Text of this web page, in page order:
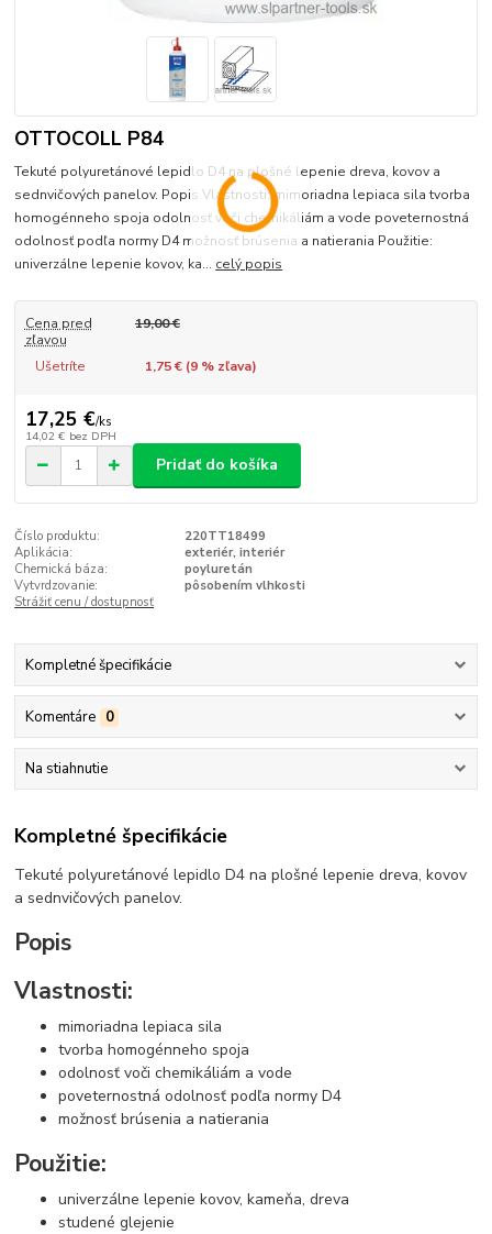
OTTOCOLL P84
Tekuté polyuretánové lepidlo D4 na plošné lepenie dreva, kovov a
sednvičových panelov. Popis Vlastnosti: mimoriadna lepiaca sila tvorba
homogénneho spoja odolnosť voči chemikáliám a vode poveternostná
odolnosť podľa normy D4 možnosť brúsenia a natierania Použitie:
univerzálne lepenie kovov, ka... celý popis
Cena pred
zľavou
19,00 €
Ušetríte 1,75 € (9% zľava)
17,25 €/ks
14,02 € bez DPH
Pridať do košíka
Číslo produktu:
220TT18499
Aplikácia:
exteriér, interiér
Chemická báza:
poyluretán
Vytvrdzovanie:
pôsobením vlhkosti
Strážiť cenu / dostupnosť
Kompletné špecifikácie
Komentáre 0
Na stiahnutie
Kompletné špecifikácie
Tekuté polyuretánové lepidlo D4 na plošné lepenie dreva, kovov
a sednvičových panelov.
Popis
Vlastnosti:
mimoriadna lepiaca sila
tvorba homogénneho spoja
odolnosť voči chemikáliám a vode
poveternostná odolnosť podľa normy D4
možnosť brúsenia a natierania
Použitie:
univerzálne lepenie kovov, kameňa, dreva
studené glejenie